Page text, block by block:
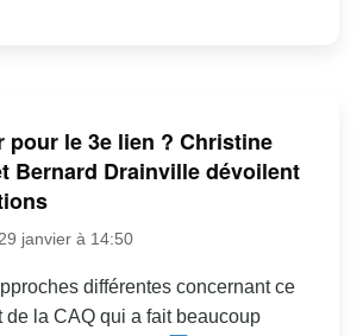
pour le 3e lien ? Christine
Bernard Drainville dévoilent
janvier à 14:50
différentes concernant ce
de la CAQ qui a fait beaucoup